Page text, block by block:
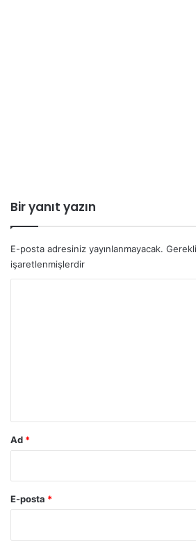
Bir yanıt yazın
E-posta adresiniz yayınlanmayacak.
işaretlenmişlerdir
Ad *
E-posta *